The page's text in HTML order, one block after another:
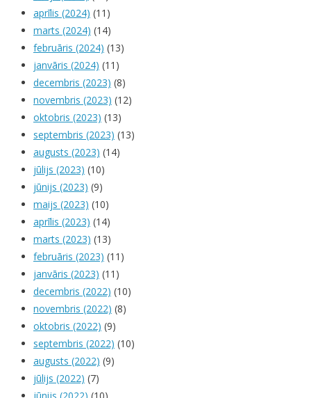
aprīlis (2024) (11)
marts (2024) (14)
februāris (2024) (13)
janvāris (2024) (11)
decembris (2023) (8)
novembris (2023) (12)
oktobris (2023) (13)
septembris (2023) (13)
augusts (2023) (14)
jūlijs (2023) (10)
jūnijs (2023) (9)
maijs (2023) (10)
aprīlis (2023) (14)
marts (2023) (13)
februāris (2023) (11)
janvāris (2023) (11)
decembris (2022) (10)
novembris (2022) (8)
oktobris (2022) (9)
septembris (2022) (10)
augusts (2022) (9)
jūlijs (2022) (7)